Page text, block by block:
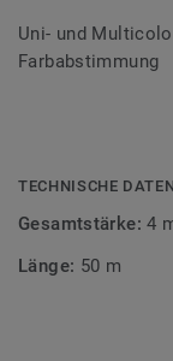
Uni- und
Farbabstimmung
TECHNISCHE DATEN
Gesamtstärke:4
Länge: 50 m